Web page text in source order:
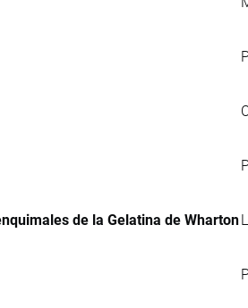
de la Gelatina de Wharton